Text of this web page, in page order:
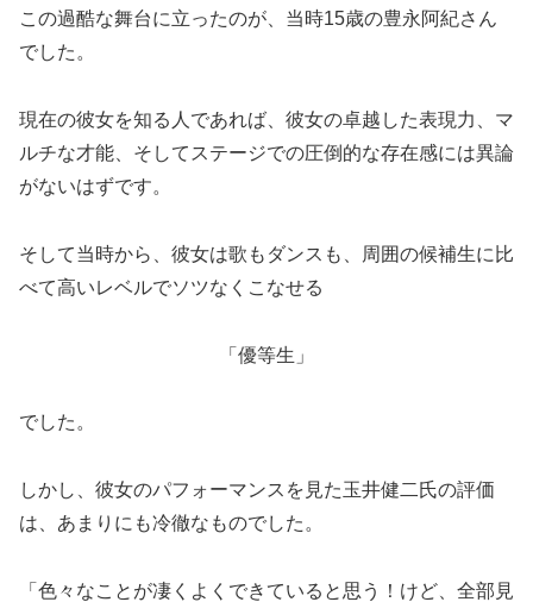
この過酷な舞台に立ったのが、当時15歳の豊永阿紀さん
でした。
現在の彼女を知る人であれば、彼女の卓越した表現力、マ
ルチな才能、そしてステージでの圧倒的な存在感には異論
がないはずです。
そして当時から、彼女は歌もダンスも、周囲の候補生に比
べて高いレベルでソツなくこなせる
「優等生」
でした。
しかし、彼女のパフォーマンスを見た玉井健二氏の評価
は、あまりにも冷徹なものでした。
「色々なことが凄くよくできていると思う！けど、全部見